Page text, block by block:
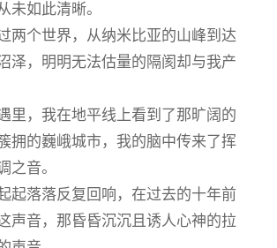
未如此清晰。
两个世界，从纳米比亚的山峰到达
泽，明明无法估量的隔阂却与我产
里，我在地平线上看到了那旷阔的
拥的巍峨城市，我的脑中传来了挥
之音。
起落落反复回响，在过去的十年前
声音，那昏昏沉沉且诱人心神的拉